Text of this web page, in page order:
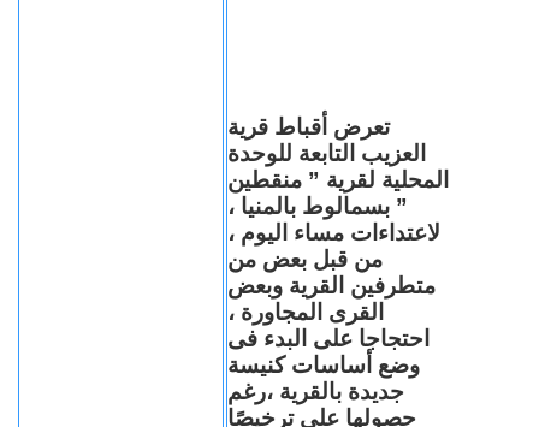
تعرض أقباط قرية
العزيب التابعة للوحدة
المحلية لقرية ” منقطين
” بسمالوط بالمنيا ،
لاعتداءات مساء اليوم ،
من قبل بعض من
متطرفين القرية وبعض
القرى المجاورة ،
احتجاجا على البدء فى
وضع أساسات كنيسة
جديدة بالقرية ،رغم
حصولها على ترخيصًا